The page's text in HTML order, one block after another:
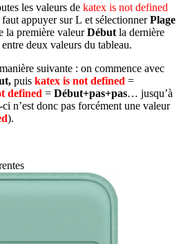
les valeurs de katex is not defined
appuyer surL et sélectionnerPlage
la première valeurDébut la dernière
deux valeurs du tableau.
suivante : on commence avec
, puis katex is not defined =
defined = Début+pas+pas… jusqu’à
n’est donc pas forcément une valeur
).